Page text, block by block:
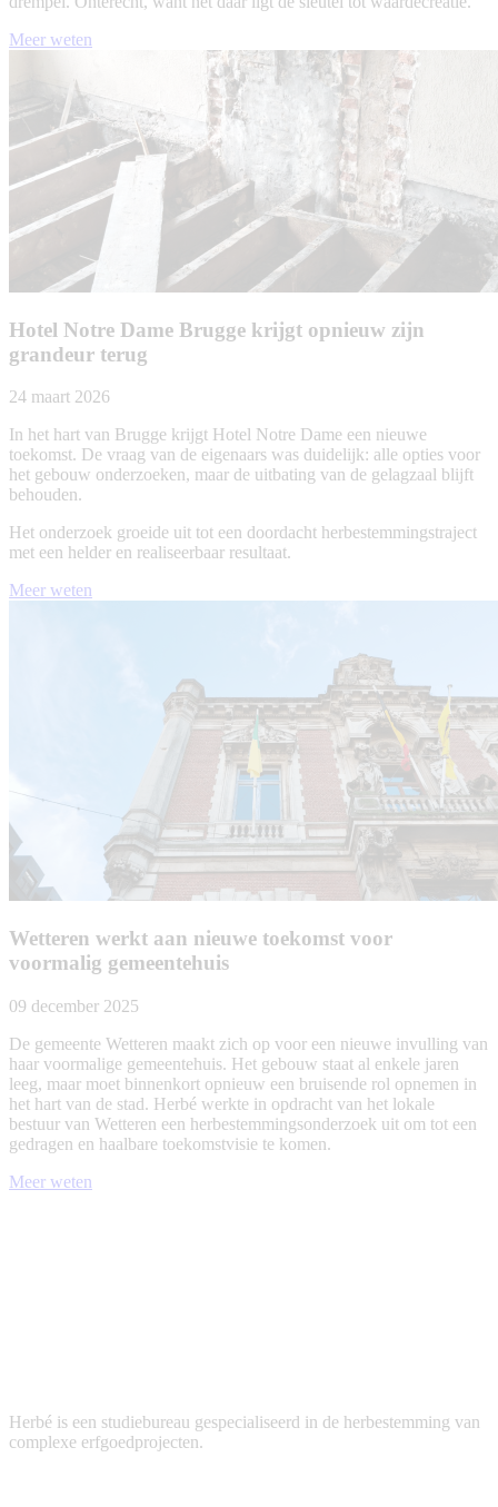
Meer weten
Hotel Notre Dame Brugge krijgt opnieuw zijn
grandeur terug
24 maart 2026
In het hart van Brugge krijgt Hotel Notre Dame een nieuwe
toekomst. De vraag van de eigenaars was duidelijk: alle opties voor
het gebouw onderzoeken, maar de uitbating van de gelagzaal blijft
behouden.
Het onderzoek groeide uit tot een doordacht herbestemmingstraject
met een helder en realiseerbaar resultaat.
Meer weten
Wetteren werkt aan nieuwe toekomst voor
voormalig gemeentehuis
09 december 2025
De gemeente Wetteren maakt zich op voor een nieuwe invulling van
haar voormalige gemeentehuis. Het gebouw staat al enkele jaren
leeg, maar moet binnenkort opnieuw een bruisende rol opnemen in
het hart van de stad. Herbé werkte in opdracht van het lokale
bestuur van Wetteren een herbestemmingsonderzoek uit om tot een
gedragen en haalbare toekomstvisie te komen.
Meer weten
Herbé is een studiebureau gespecialiseerd in de herbestemming van
complexe erfgoedprojecten.